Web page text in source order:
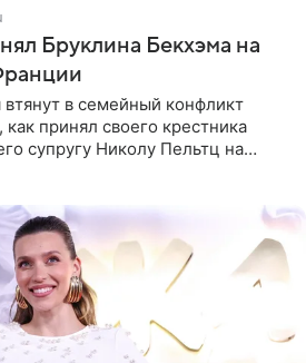
Бруклина Бекхэма на
в семейный конфликт
принял своего крестника
супругу Николу Пельтц на